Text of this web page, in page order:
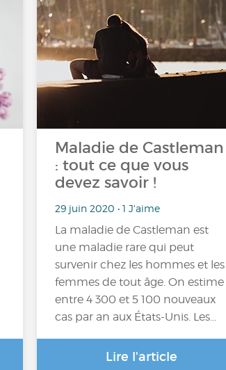
Maladie de Castleman
: tout ce que vous
devez savoir !
29 juin 2020 • 1 J'aime
La maladie de Castleman est
une maladie rare qui peut
survenir chez les hommes et les
femmes de tout âge. On estime
entre 4 300 et 5 100 nouveaux
cas par an aux États-Unis. Les…
Lire l'article